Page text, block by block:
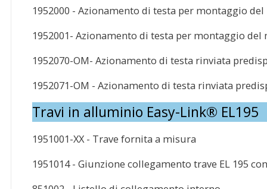
1952000 - Azionamento di testa per montaggio
1952001- Azionamento di testa per montaggio del
1952070-OM- Azionamento di testa rinviata
1952071-OM - Azionamento di testa rinviata
Travi in alluminio Easy-Link® EL195
1951001-XX - Trave fornita a misura
1951014 - Giunzione collegamento trave EL 195